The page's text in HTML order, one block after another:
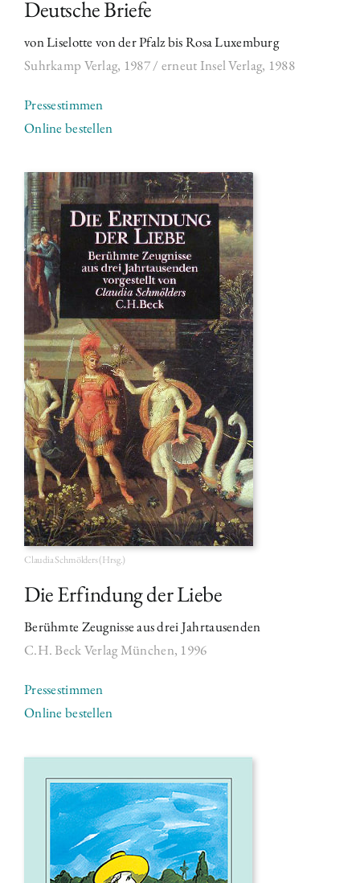
Deutsche Briefe
von Liselotte von der Pfalz bis Rosa Luxemburg
Suhrkamp Verlag, 1987 / erneut Insel Verlag, 1988
Pressestimmen
Online bestellen
Claudia Schmölders (Hrsg.)
Die Erfindung der Liebe
Berühmte Zeugnisse aus drei Jahrtausenden
C.H. Beck VerlagMünchen, 1996
Pressestimmen
Online bestellen